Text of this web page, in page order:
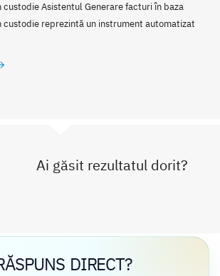
Asistentul Generare facturi în baza
reprezintă un instrument automatizat
Ai găsit rezultatul dorit?
DIRECT?